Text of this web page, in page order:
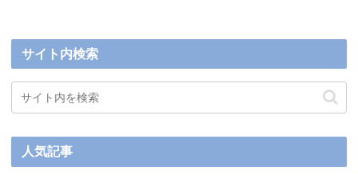
サイト内検索
人気記事